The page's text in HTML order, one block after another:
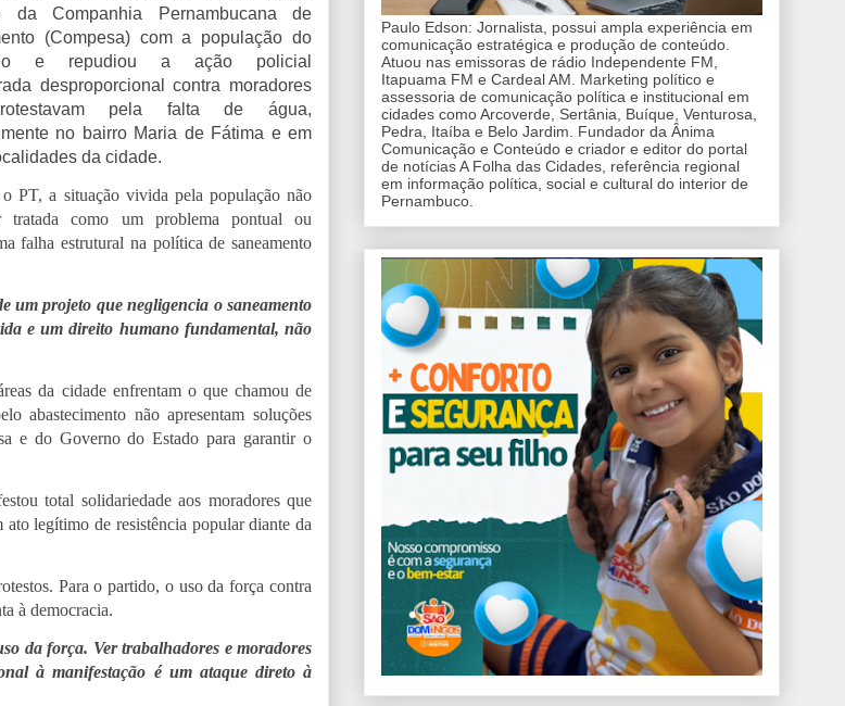
da Companhia Pernambucana de
(Compesa) com a população do
e repudiou a ação policial
desproporcional contra moradores
pela falta de água,
no bairro Maria de Fátima e em
da cidade.
o PT, a situação vivida pela população não
tratada como um problema pontual ou
falha estrutural na política de saneamento
um projeto que negligencia o saneamento
e um direito humano fundamental, não
da cidade enfrentam o que chamou de
abastecimento não apresentam soluções
e do Governo do Estado para garantir o
total solidariedade aos moradores que
legítimo de resistência popular diante da
Para o partido, o uso da força contra
à democracia.
da força. Ver trabalhadores e moradores
à manifestação é um ataque direto à
Paulo Edson: Jornalista, possui ampla experiência em
comunicação estratégica e produção de conteúdo.
Atuou nas emissoras de rádio Independente FM,
Itapuama FM e Cardeal AM. Marketing político e
assessoria de comunicação política e institucional em
cidades como Arcoverde, Sertânia, Buíque, Venturosa,
Pedra, Itaíba e Belo Jardim. Fundador da Ânima
Comunicação e Conteúdo e criador e editor do portal
de notícias A Folha das Cidades, referência regional
em informação política, social e cultural do interior de
Pernambuco.